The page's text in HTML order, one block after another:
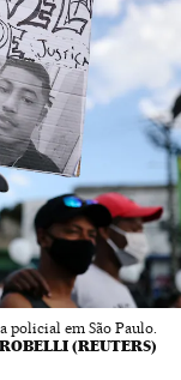
policial em São Paulo.
(REUTERS)